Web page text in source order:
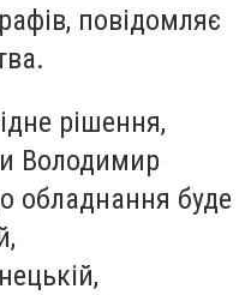
повідомляє
рішення,
Володимир
обладнання буде